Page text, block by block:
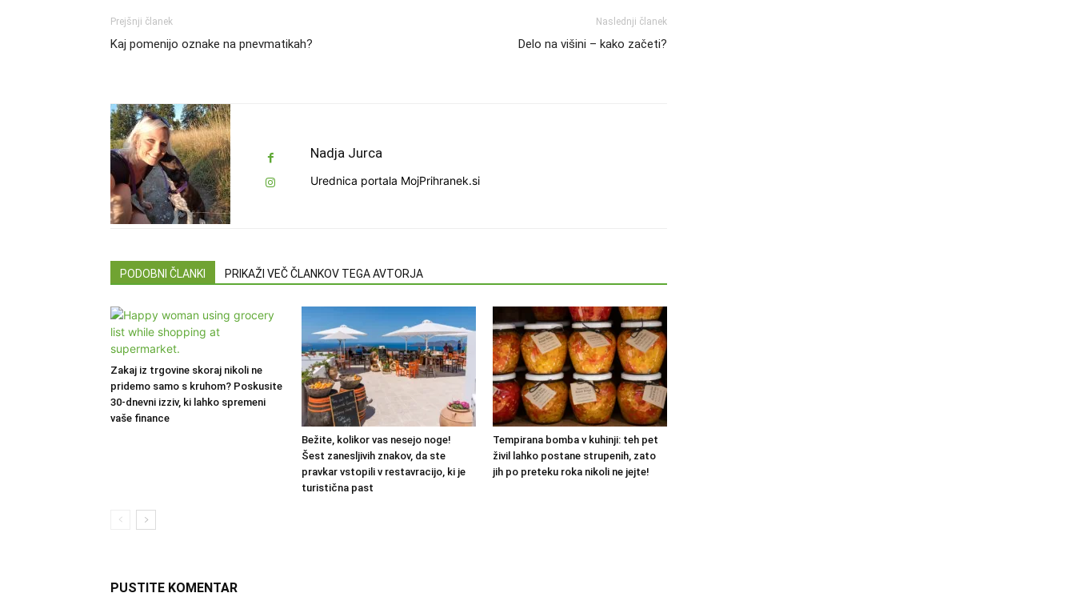
Prejšnji članek
Kaj pomenijo oznake na pnevmatikah?
Naslednji članek
Delo na višini – kako začeti?
Nadja Jurca
Urednica portala MojPrihranek.si
PODOBNI ČLANKI PRIKAŽI VEČ ČLANKOV TEGA AVTORJA
Zakaj iz trgovine skoraj nikoli ne
pridemo samo s kruhom? Poskusite
30-dnevni izziv, ki lahko spremeni
vaše finance
Bežite, kolikor vas nesejo noge!
Šest zanesljivih znakov, da ste
pravkar vstopili v restavracijo, ki je
turistična past
Tempirana bomba v kuhinji: teh pet
živil lahko postane strupenih, zato
jih po preteku roka nikoli ne jejte!
PUSTITE KOMENTAR